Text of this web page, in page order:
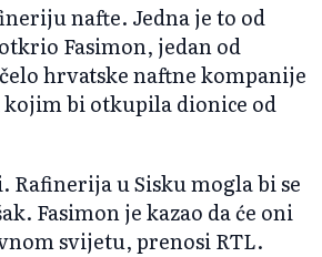
nafte. Jedna je to od
Fasimon, jedan od
hrvatske naftne kompanije
bi otkupila dionice od
Rafinerija u Sisku mogla bi se
Fasimon je kazao da će oni
svijetu, prenosi RTL.